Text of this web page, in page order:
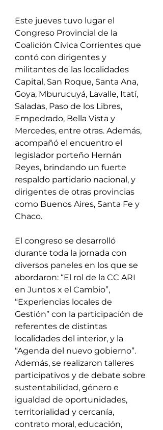
Este jueves tuvo lugar el
Congreso Provincial de la
Coalición Cívica Corrientes que
contó con dirigentes y
militantes de las localidades
Capital, San Roque, Santa Ana,
Goya, Mburucuyá, Lavalle, Itatí,
Saladas, Paso de los Libres,
Empedrado, Bella Vista y
Mercedes, entre otras. Además,
acompañó el encuentro el
legislador porteño Hernán
Reyes, brindando un fuerte
respaldo partidario nacional, y
dirigentes de otras provincias
como Buenos Aires, Santa Fe y
Chaco.
El congreso se desarrolló
durante toda la jornada con
diversos paneles en los que se
abordaron: “El rol de la CC ARI
en Juntos x el Cambio”,
“Experiencias locales de
Gestión” con la participación de
referentes de distintas
localidades del interior, y la
“Agenda del nuevo gobierno”.
Además, se realizaron talleres
participativos y de debate sobre
sustentabilidad, género e
igualdad de oportunidades,
territorialidad y cercanía,
contrato moral, educación,